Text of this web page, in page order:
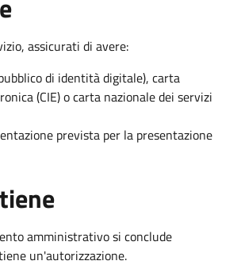
assicurati di avere:
di identità digitale), carta
(CIE) o carta nazionale dei servizi
prevista per la presentazione
amministrativo si conclude
un'autorizzazione.